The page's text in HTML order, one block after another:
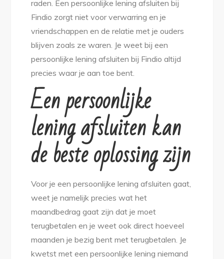
raden. Een persoonlijke lening afsluiten bij
Findio zorgt niet voor verwarring en je
vriendschappen en de relatie met je ouders
blijven zoals ze waren. Je weet bij een
persoonlijke lening afsluiten bij Findio altijd
precies waar je aan toe bent.
Een persoonlijke
lening afsluiten kan
de beste oplossing zijn
Voor je een persoonlijke lening afsluiten gaat,
weet je namelijk precies wat het
maandbedrag gaat zijn dat je moet
terugbetalen en je weet ook direct hoeveel
maanden je bezig bent met terugbetalen. Je
kwetst met een persoonlijke lening niemand